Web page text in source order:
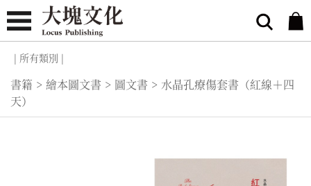
| 所有類別 |
書籍 > 繪本圖文書 > 圖文書 > 水晶孔療傷套書（紅線＋四
天）